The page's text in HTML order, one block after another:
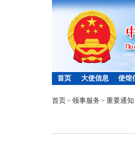
首页 大使信息 使馆
首页 > 领事服务 > 重要通知